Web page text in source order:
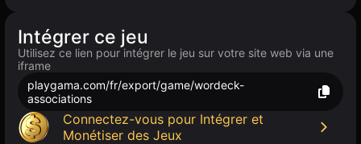
Intégrer ce jeu
Utilisez ce lien pour intégrer le jeu sur votre site web via une
iframe
playgama.com/fr/export/game/wordeck-
associations
Connectez-vous pour Intégrer et
Monétiser des Jeux